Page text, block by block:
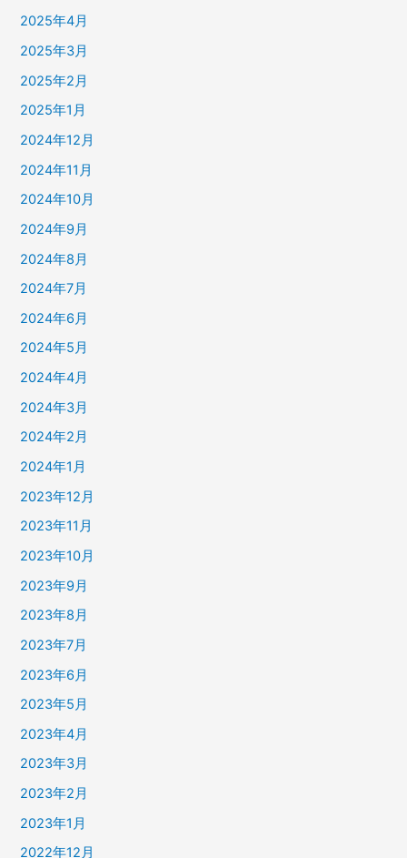
2025年4月
2025年3月
2025年2月
2025年1月
2024年12月
2024年11月
2024年10月
2024年9月
2024年8月
2024年7月
2024年6月
2024年5月
2024年4月
2024年3月
2024年2月
2024年1月
2023年12月
2023年11月
2023年10月
2023年9月
2023年8月
2023年7月
2023年6月
2023年5月
2023年4月
2023年3月
2023年2月
2023年1月
2022年12月